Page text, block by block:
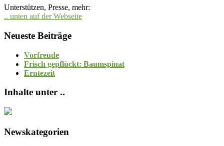
Unterstützen, Presse, mehr:
.. unten auf der Webseite
Neueste Beiträge
Vorfreude
Frisch gepflückt: Baumspinat
Erntezeit
Inhalte unter ..
Newskategorien